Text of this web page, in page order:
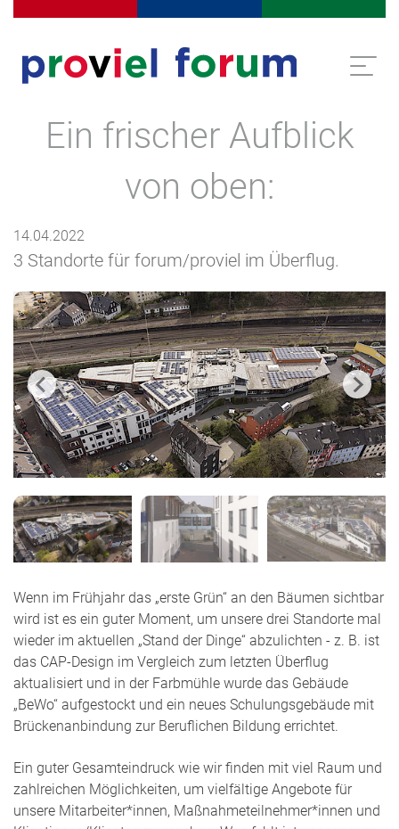
Ein frischer Aufblick
von oben:
14.04.2022
3 Standorte für forum/proviel im Überflug.
Wenn im Frühjahr das „erste Grün“ an den Bäumen sichtbar
wird ist es ein guter Moment, um unsere drei Standorte mal
wieder im aktuellen „Stand der Dinge“ abzulichten - z. B. ist
das CAP-Design im Vergleich zum letzten Überflug
aktualisiert und in der Farbmühle wurde das Gebäude
„BeWo“ aufgestockt und ein neues Schulungsgebäude mit
Brückenanbindung zur Beruflichen Bildung errichtet.
Ein guter Gesamteindruck wie wir finden mit viel Raum und
zahlreichen Möglichkeiten, um vielfältige Angebote für
unsere Mitarbeiter*innen, Maßnahmeteilnehmer*innen und